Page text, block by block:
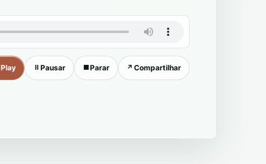
Play Ⅱ Pausar ■Parar ↗ Compartilhar